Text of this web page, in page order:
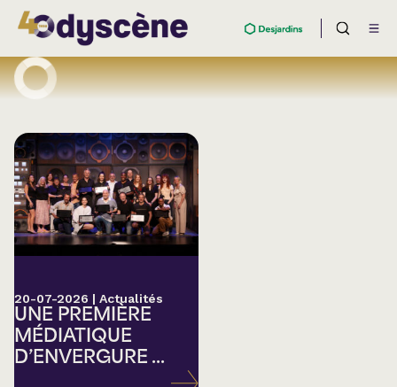
20-07-2026 | Actualités
UNE PREMIÈRE
MÉDIATIQUE
D’ENVERGURE ...